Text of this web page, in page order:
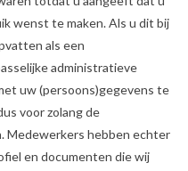
wenst te maken. Als u dit bij
als een
administratieve
uw (persoons)gegevens te
voor zolang de
Medewerkers hebben echter
en documenten die wij